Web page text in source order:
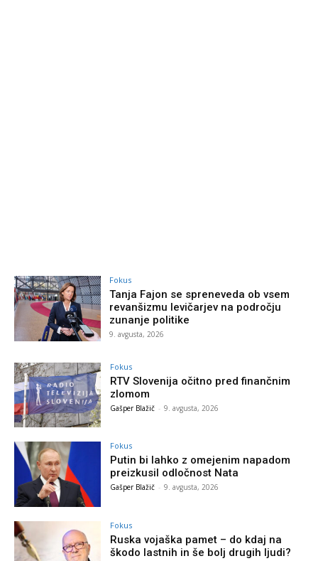
Fokus
Tanja Fajon se spreneveda ob vsem
revanšizmu levičarjev na področju
zunanje politike
9. avgusta, 2026
Fokus
RTV Slovenija očitno pred finančnim
zlomom
Gašper Blažič - 9. avgusta, 2026
Fokus
Putin bi lahko z omejenim napadom
preizkusil odločnost Nata
Gašper Blažič - 9. avgusta, 2026
Fokus
Ruska vojaška pamet – do kdaj na
škodo lastnih in še bolj drugih ljudi?